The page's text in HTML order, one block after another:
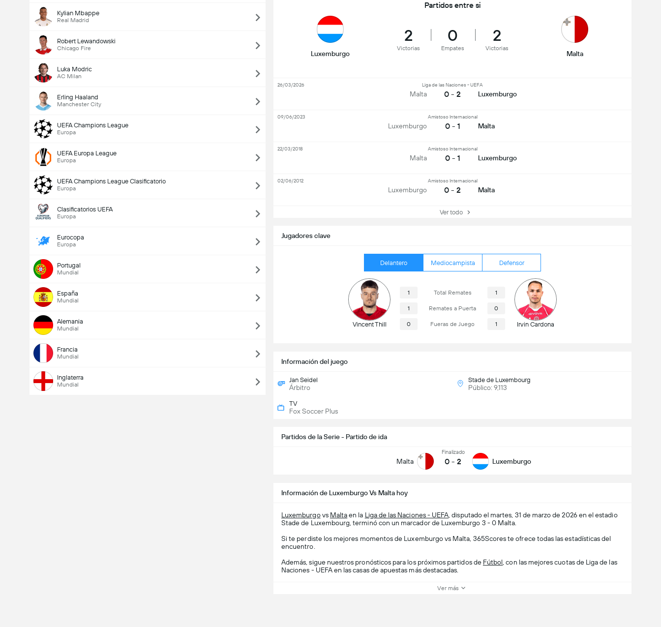
Kylian Mbappe
Real Madrid
Robert Lewandowski
Chicago Fire
Luka Modric
AC Milan
Erling Haaland
Manchester City
UEFA Champions League
Europa
UEFA Europa League
Europa
UEFA Champions League Clasificatorio
Europa
Clasificatorios UEFA
Europa
Eurocopa
Europa
Portugal
Mundial
España
Mundial
Alemania
Mundial
Francia
Mundial
Inglaterra
Mundial
Partidos de la Serie - Partido de ida
Malta
Finalizado
0 - 2 Luxemburgo
Jugadores clave
Delantero Mediocampista Defensor
Vincent Thill
1 Total Remates 1
1 Remates a Puerta 0
0 Fueras de Juego 1 Irvin Cardona
Información del juego
Jan Seidel
Árbitro
Stade de Luxembourg
Público: 9,113
TV
Fox Soccer Plus
Partidos entre si
Luxemburgo
2
Victorias
0
Empates
2
Victorias
Malta
Malta
Liga de las Naciones - UEFA
0 - 2 Luxemburgo
26/03/2026
Luxemburgo
Amistoso Internacional
0 - 1 Malta
09/06/2023
Malta
Amistoso Internacional
0 - 1 Luxemburgo
22/03/2018
Luxemburgo
Amistoso Internacional
0 - 2 Malta
02/06/2012
Ver todo
Información de Luxemburgo Vs Malta hoy
Luxemburgovs Maltaen la Liga de las Naciones - UEFA , disputado el martes, 31 de marzo de 2026 en el estadio
Stade de Luxembourg, terminó con un marcador de Luxemburgo 3 - 0 Malta.
Si te perdiste los mejores momentos de Luxemburgo vs Malta, 365Scores te ofrece todas las estadísticas del
encuentro.
Además, sigue nuestros pronósticos para los próximos partidos de Fútbol , con las mejores cuotas de Liga de las
Naciones - UEFA en las casas de apuestas más destacadas.
Ver más